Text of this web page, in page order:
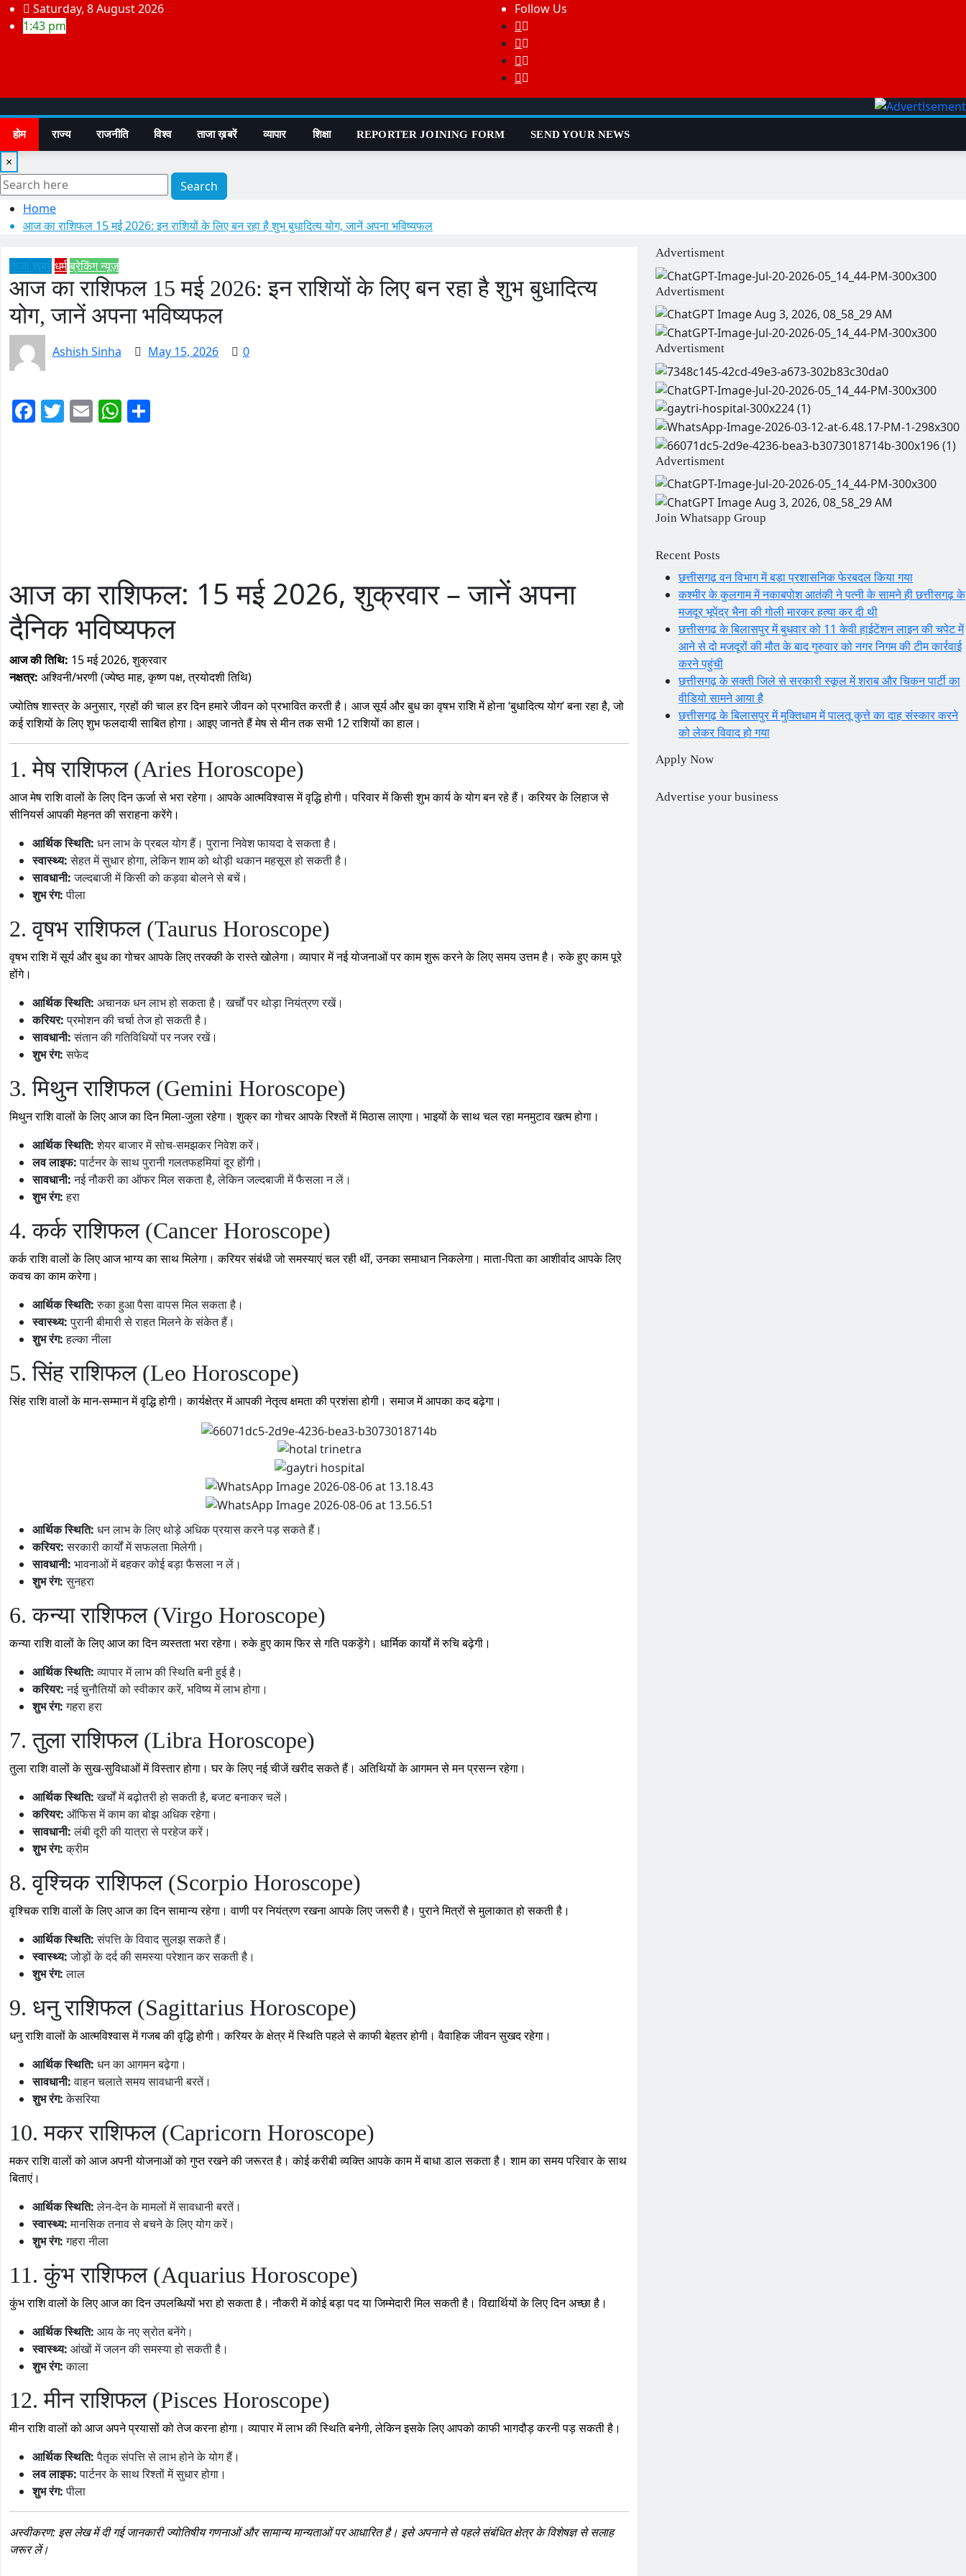
Skip
to
Saturday, 8 August 2026
1:43 pm
Follow Us
होम राज्य राजनीति विश्व ताजा ख़बरें व्यापार शिक्षा REPORTER JOINING FORM SEND YOUR NEWS
×
Search
Home
आज का राशिफल 15 मई 2026: इन राशियों के लिए बन रहा है शुभ बुधादित्य योग, जानें अपना भविष्यफल
धर्मब्रेकिंग न्यूज़
आज का राशिफल 15 मई 2026: इन राशियों के लिए बन रहा है शुभ बुधादित्य
योग, जानें अपना भविष्यफल
Ashish Sinha May 15, 2026 0
Facebook
Twitter
EmailWhatsApp
आज का राशिफल: 15 मई 2026, शुक्रवार – जानें अपना
दैनिक भविष्यफल
आज की तिथि: 15 मई 2026, शुक्रवार
नक्षत्र: अश्विनी/भरणी (ज्येष्ठ माह, कृष्ण पक्ष, त्रयोदशी तिथि)
ज्योतिष शास्त्र के अनुसार, ग्रहों की चाल हर दिन हमारे जीवन को प्रभावित करती है। आज सूर्य और बुध का वृषभ राशि में होना ‘बुधादित्य योग’ बना रहा है, जो
कई राशियों के लिए शुभ फलदायी साबित होगा। आइए जानते हैं मेष से मीन तक सभी 12 राशियों का हाल।
1. मेष राशिफल (Aries Horoscope)
आज मेष राशि वालों के लिए दिन ऊर्जा से भरा रहेगा। आपके आत्मविश्वास में वृद्धि होगी। परिवार में किसी शुभ कार्य के योग बन रहे हैं। करियर के लिहाज से
सीनियर्स आपकी मेहनत की सराहना करेंगे।
आर्थिक स्थिति: धन लाभ के प्रबल योग हैं। पुराना निवेश फायदा दे सकता है।
स्वास्थ्य:सेहत में सुधार होगा, लेकिन शाम को थोड़ी थकान महसूस हो सकती है।
सावधानी:जल्दबाजी में किसी को कड़वा बोलने से बचें।
शुभ रंग:पीला
2. वृषभ राशिफल (Taurus Horoscope)
वृषभ राशि में सूर्य और बुध का गोचर आपके लिए तरक्की के रास्ते खोलेगा। व्यापार में नई योजनाओं पर काम शुरू करने के लिए समय उत्तम है। रुके हुए काम पूरे
होंगे।
आर्थिक स्थिति: अचानक धन लाभ हो सकता है। खर्चों पर थोड़ा नियंत्रण रखें।
करियर:प्रमोशन की चर्चा तेज हो सकती है।
सावधानी:संतान की गतिविधियों पर नजर रखें।
शुभ रंग:सफेद
3. मिथुन राशिफल (Gemini Horoscope)
मिथुन राशि वालों के लिए आज का दिन मिला-जुला रहेगा। शुक्र का गोचर आपके रिश्तों में मिठास लाएगा। भाइयों के साथ चल रहा मनमुटाव खत्म होगा।
आर्थिक स्थिति:शेयर बाजार में सोच-समझकर निवेश करें।
लव लाइफ:पार्टनर के साथ पुरानी गलतफहमियां दूर होंगी।
सावधानी:नई नौकरी का ऑफर मिल सकता है, लेकिन जल्दबाजी में फैसला न लें।
शुभ रंग:हरा
4. कर्क राशिफल (Cancer Horoscope)
कर्क राशि वालों के लिए आज भाग्य का साथ मिलेगा। करियर संबंधी जो समस्याएं चल रही थीं, उनका समाधान निकलेगा। माता-पिता का आशीर्वाद आपके लिए
कवच का काम करेगा।
आर्थिक स्थिति:रुका हुआ पैसा वापस मिल सकता है।
स्वास्थ्य:पुरानी बीमारी से राहत मिलने के संकेत हैं।
शुभ रंग:हल्का नीला
5. सिंह राशिफल (Leo Horoscope)
सिंह राशि वालों के मान-सम्मान में वृद्धि होगी। कार्यक्षेत्र में आपकी नेतृत्व क्षमता की प्रशंसा होगी। समाज में आपका कद बढ़ेगा।
आर्थिक स्थिति: धन लाभ के लिए थोड़े अधिक प्रयास करने पड़ सकते हैं।
करियर:सरकारी कार्यों में सफलता मिलेगी।
सावधानी: भावनाओं में बहकर कोई बड़ा फैसला न लें।
शुभ रंग:सुनहरा
6. कन्या राशिफल (Virgo Horoscope)
कन्या राशि वालों के लिए आज का दिन व्यस्तता भरा रहेगा। रुके हुए काम फिर से गति पकड़ेंगे। धार्मिक कार्यों में रुचि बढ़ेगी।
आर्थिक स्थिति:व्यापार में लाभ की स्थिति बनी हुई है।
करियर:नई चुनौतियों को स्वीकार करें, भविष्य में लाभ होगा।
शुभ रंग:गहरा हरा
7. तुला राशिफल (Libra Horoscope)
तुला राशि वालों के सुख-सुविधाओं में विस्तार होगा। घर के लिए नई चीजें खरीद सकते हैं। अतिथियों के आगमन से मन प्रसन्न रहेगा।
आर्थिक स्थिति:खर्चों में बढ़ोतरी हो सकती है, बजट बनाकर चलें।
करियर: ऑफिस में काम का बोझ अधिक रहेगा।
सावधानी:लंबी दूरी की यात्रा से परहेज करें।
शुभ रंग:क्रीम
8. वृश्चिक राशिफल (Scorpio Horoscope)
वृश्चिक राशि वालों के लिए आज का दिन सामान्य रहेगा। वाणी पर नियंत्रण रखना आपके लिए जरूरी है। पुराने मित्रों से मुलाकात हो सकती है।
आर्थिक स्थिति:संपत्ति के विवाद सुलझ सकते हैं।
स्वास्थ्य:जोड़ों के दर्द की समस्या परेशान कर सकती है।
शुभ रंग:लाल
9. धनु राशिफल (Sagittarius Horoscope)
धनु राशि वालों के आत्मविश्वास में गजब की वृद्धि होगी। करियर के क्षेत्र में स्थिति पहले से काफी बेहतर होगी। वैवाहिक जीवन सुखद रहेगा।
आर्थिक स्थिति: धन का आगमन बढ़ेगा।
सावधानी:वाहन चलाते समय सावधानी बरतें।
शुभ रंग:केसरिया
10. मकर राशिफल (Capricorn Horoscope)
मकर राशि वालों को आज अपनी योजनाओं को गुप्त रखने की जरूरत है। कोई करीबी व्यक्ति आपके काम में बाधा डाल सकता है। शाम का समय परिवार के साथ
बिताएं।
आर्थिक स्थिति:लेन-देन के मामलों में सावधानी बरतें।
स्वास्थ्य:मानसिक तनाव से बचने के लिए योग करें।
शुभ रंग:गहरा नीला
11. कुंभ राशिफल (Aquarius Horoscope)
कुंभ राशि वालों के लिए आज का दिन उपलब्धियों भरा हो सकता है। नौकरी में कोई बड़ा पद या जिम्मेदारी मिल सकती है। विद्यार्थियों के लिए दिन अच्छा है।
आर्थिक स्थिति: आय के नए स्रोत बनेंगे।
स्वास्थ्य: आंखों में जलन की समस्या हो सकती है।
शुभ रंग:काला
12. मीन राशिफल (Pisces Horoscope)
मीन राशि वालों को आज अपने प्रयासों को तेज करना होगा। व्यापार में लाभ की स्थिति बनेगी, लेकिन इसके लिए आपको काफी भागदौड़ करनी पड़ सकती है।
आर्थिक स्थिति:पैतृक संपत्ति से लाभ होने के योग हैं।
लव लाइफ:पार्टनर के साथ रिश्तों में सुधार होगा।
शुभ रंग:पीला
अस्वीकरण: इस लेख में दी गई जानकारी ज्योतिषीय गणनाओं और सामान्य मान्यताओं पर आधारित है। इसे अपनाने से पहले संबंधित क्षेत्र के विशेषज्ञ से सलाह
जरूर लें।
Advertisment
Advertisment
Advertisment
Advertisment
Join Whatsapp Group
Recent Posts
छत्तीसगढ़ वन विभाग में बड़ा प्रशासनिक फेरबदल किया गया
कश्मीर के कुलगाम में नकाबपोश आतंकी ने पत्नी के सामने ही छत्तीसगढ़ के
मजदूर भूपेंद्र भैना की गोली मारकर हत्या कर दी थी
छत्तीसगढ़ के बिलासपुर में बुधवार को 11 केवी हाईटेंशन लाइन की चपेट में
आने से दो मजदूरों की मौत के बाद गुरुवार को नगर निगम की टीम कार्रवाई
करने पहुंची
छत्तीसगढ़ के सक्ती जिले से सरकारी स्कूल में शराब और चिकन पार्टी का
वीडियो सामने आया है
छत्तीसगढ़ के बिलासपुर में मुक्तिधाम में पालतू कुत्ते का दाह संस्कार करने
को लेकर विवाद हो गया
Apply Now
Advertise your business